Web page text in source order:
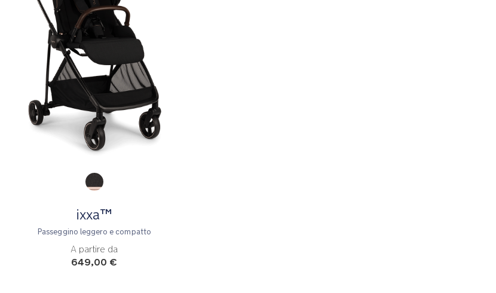
ixxa™
Passeggino leggero e compatto
A partire da
649,00 €